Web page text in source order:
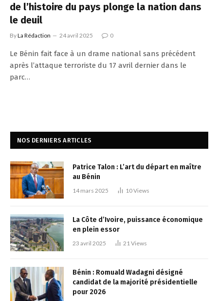
de l’histoire du pays plonge la nation dans
le deuil
ByLa Rédaction 24 avril 2025 0
Le Bénin fait face à un drame national sans précédent
après l’attaque terroriste du 17 avril dernier dans le
parc…
NOS DERNIERS ARTICLES
Patrice Talon : L’art du départ en maître
au Bénin
14 mars 2025 10Views
La Côte d’Ivoire, puissance économique
en plein essor
23 avril 2025 21 Views
Bénin : Romuald Wadagni désigné
candidat de la majorité présidentielle
pour 2026